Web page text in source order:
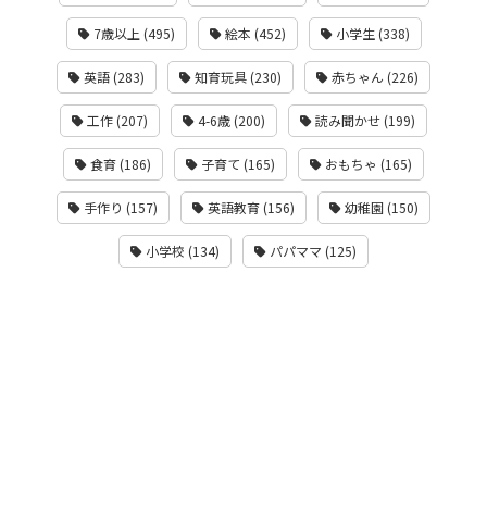
7歳以上 (495) 絵本 (452) 小学生 (338)
英語 (283) 知育玩具 (230) 赤ちゃん (226)
工作 (207) 4-6歳 (200) 読み聞かせ (199)
食育 (186) 子育て (165) おもちゃ (165)
手作り (157) 英語教育 (156) 幼稚園 (150)
小学校 (134) パパママ (125)